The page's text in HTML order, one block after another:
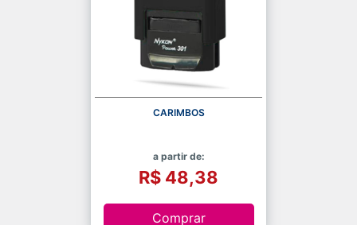
CARIMBOS
a partir de:
R$ 48,38
Comprar